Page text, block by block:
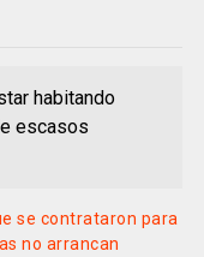
habitando
escasos
se contrataron para
no arrancan